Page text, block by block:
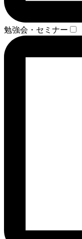
勉強会・セミナー